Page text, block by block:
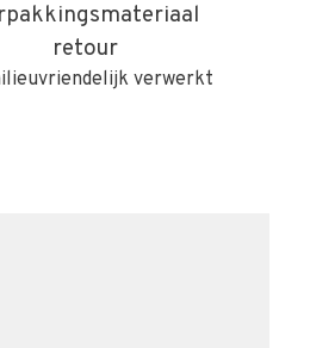
retour
verwerkt